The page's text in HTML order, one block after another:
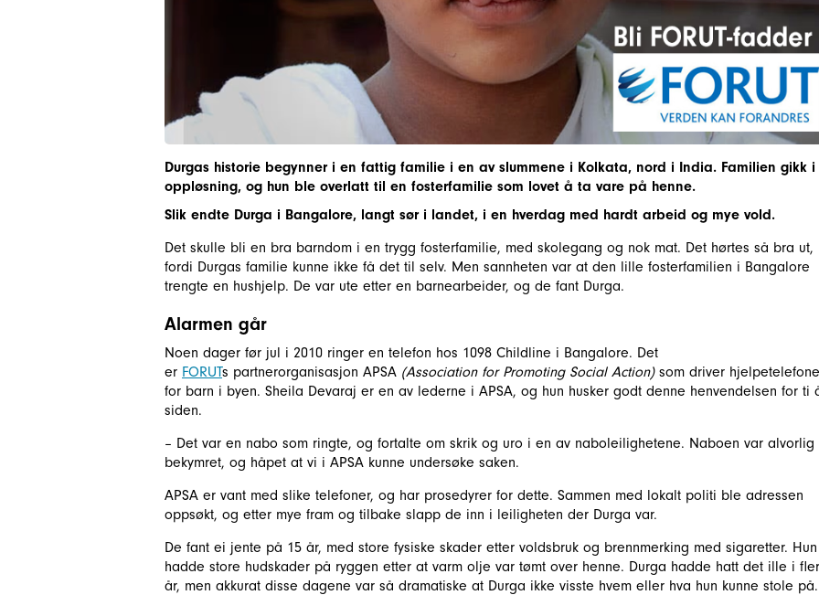
Durgas historie begynner i en fattig familie i en av slummene i Kolkata, nord i India. Familien gikk i
oppløsning, og hun ble overlatt til en fosterfamilie som lovet å ta vare på henne.
Slik endte Durga i Bangalore, langt sør i landet, i en hverdag med hardt arbeid og mye vold.
Det skulle bli en bra barndom i en trygg fosterfamilie, med skolegang og nok mat. Det hørtes så bra ut,
fordi Durgas familie kunne ikke få det til selv. Men sannheten var at den lille fosterfamilien i Bangalore
trengte en hushjelp. De var ute etter en barnearbeider, og de fant Durga.
Alarmen går
Noen dager før jul i 2010 ringer en telefon hos 1098 Childline i Bangalore. Det
er FORUTs partnerorganisasjon APSA (Association for Promoting Social Action)som driver
for barn i byen. Sheila Devaraj er en av lederne i APSA, og hun husker godt denne henvendelsen for ti
siden.
– Det var en nabo som ringte, og fortalte om skrik og uro i en av naboleilighetene. Naboen var alvorlig
bekymret, og håpet at vi i APSA kunne undersøke saken.
APSA er vant med slike telefoner, og har prosedyrer for dette. Sammen med lokalt politi ble adressen
oppsøkt, og etter mye fram og tilbake slapp de inn i leiligheten der Durga var.
De fant ei jente på 15 år, med store fysiske skader etter voldsbruk og brennmerking med sigaretter. Hun
hadde store hudskader på ryggen etter at varm olje var tømt over henne. Durga hadde hatt det ille i
år, men akkurat disse dagene var så dramatiske at Durga ikke visste hvem eller hva hun kunne stole